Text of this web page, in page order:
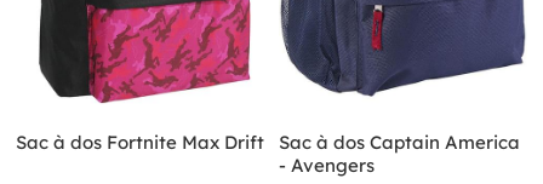
Sac à dos Fortnite Max Drift
Sac à dos Captain America
- Avengers